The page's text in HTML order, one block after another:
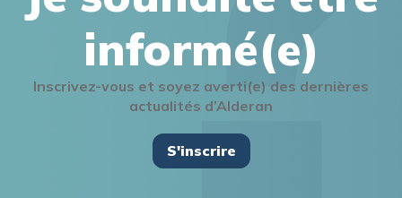
informé(e)
Inscrivez-vous et soyez averti(e) des dernières
actualités d’Alderan
S'inscrire